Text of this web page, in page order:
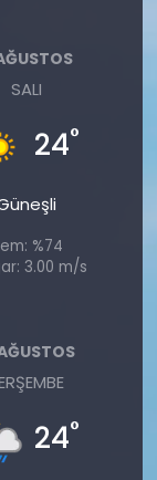
SALI
24°
%74
3.00 m/s
24°